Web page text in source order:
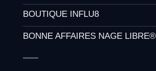
BOUTIQUE INFLU8
BONNE AFFAIRES NAGE LIBRE®